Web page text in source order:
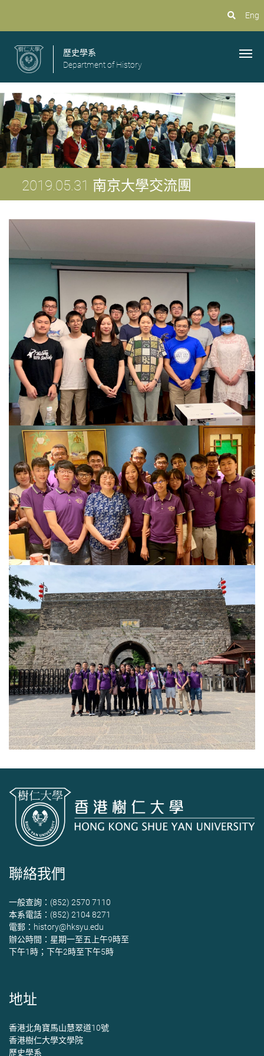
Eng
歷史學系
Department of History
2019.05.31 南京大學交流團
聯絡我們
一般查詢：(852) 2570 7110
本系電話：(852) 2104 8271
電郵： history@hksyu.edu
辦公時間：星期一至五上午9時至
下午1時；下午2時至下午5時
地址
香港北角寶馬山慧翠道10號
香港樹仁大學文學院
歷史學系